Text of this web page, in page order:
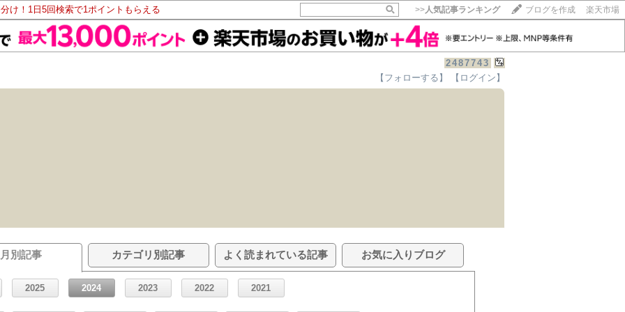
け！1日5回検索で1ポイントもらえる >>人気記事ランキング ブログを作成 楽天市場
2487743
【フォローする】 【ログイン】
月別記事 カテゴリ別記事 よく読まれている記事 お気に入りブログ
2025 2024 2023 2022 2021